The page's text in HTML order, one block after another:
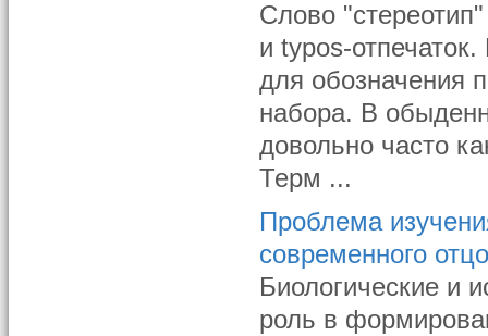
Слово
и typos-
для обозначения
набора. В
довольно часто
Терм ...
Проблема
современного
Биологические и
роль в